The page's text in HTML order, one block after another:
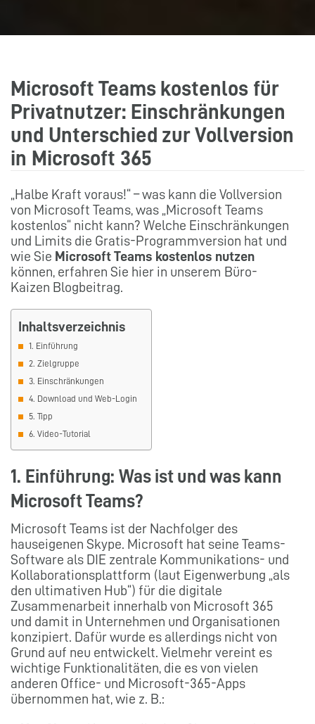
Microsoft Teams kostenlos für
Privatnutzer: Einschränkungen
und Unterschied zur Vollversion
in Microsoft 365
„Halbe Kraft voraus!“ – was kann die Vollversion
von Microsoft Teams, was „Microsoft Teams
kostenlos“ nicht kann? Welche Einschränkungen
und Limits die Gratis-Programmversion hat und
wie Sie Microsoft Teams kostenlos nutzen
können, erfahren Sie hier in unserem Büro-
Kaizen Blogbeitrag.
Inhaltsverzeichnis
1. Einführung
2. Zielgruppe
3. Einschränkungen
4. Download und Web-Login
5. Tipp
6. Video-Tutorial
1. Einführung: Was ist und was kann
Microsoft Teams?
Microsoft Teams ist der Nachfolger des
hauseigenen Skype. Microsoft hat seine Teams-
Software als DIE zentrale Kommunikations- und
Kollaborationsplattform (laut Eigenwerbung „als
den ultimativen Hub“) für die digitale
Zusammenarbeit innerhalb von Microsoft 365
und damit in Unternehmen und Organisationen
konzipiert. Dafür wurde es allerdings nicht von
Grund auf neu entwickelt. Vielmehr vereint es
wichtige Funktionalitäten, die es von vielen
anderen Office- und Microsoft-365-Apps
übernommen hat, wie z. B.: